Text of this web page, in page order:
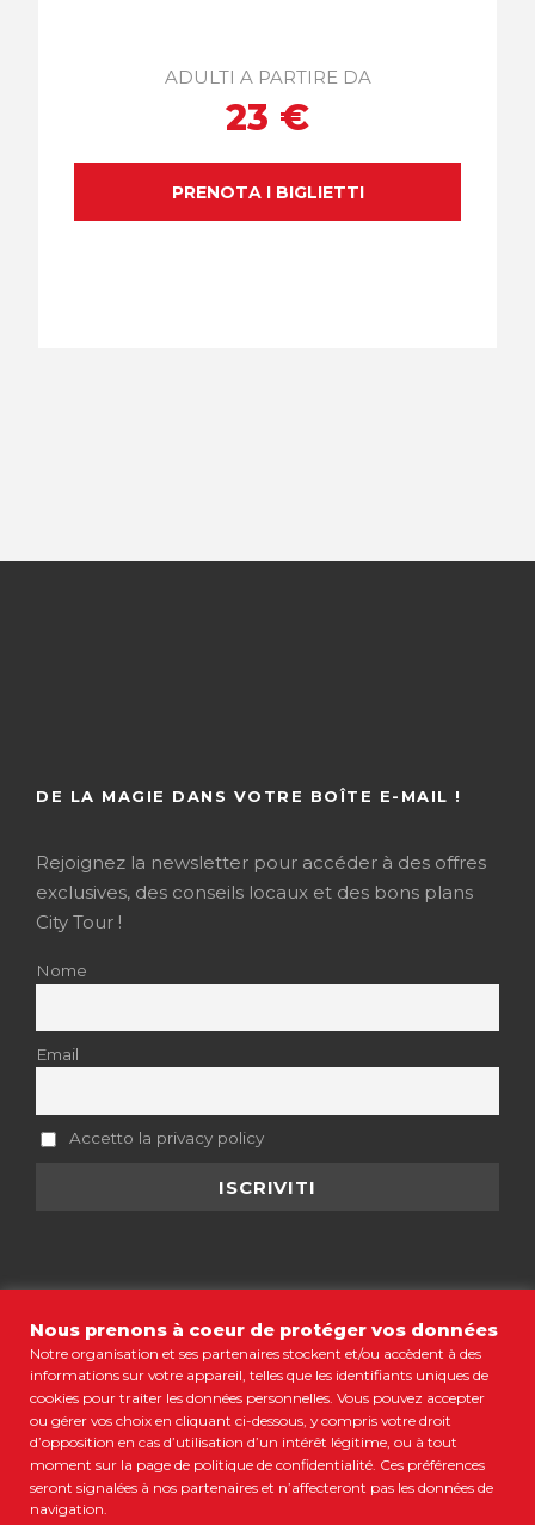
ADULTI A PARTIRE DA
23 €
PRENOTA I BIGLIETTI
DE LA MAGIE DANS VOTRE BOÎTE E-MAIL !
Rejoignez la newsletter pour accéder à des offres
exclusives, des conseils locaux et des bons plans
City Tour !
Nome
Email
Accetto la privacy policy
MENTIONS LÉGALES •CGV• POLITIQUE DE CONFIDENTIALITÉ
COOKIES•PLAN DU SITE
© COPYRIGHT 2021 COLORBÜS MARSEILLE • TOUS DROITS
RÉSERVÉS
RESTONS CONNECTÉS
Nous prenons à coeur de protéger vos données
Notre organisation et ses partenaires stockent et/ou accèdent à des
informations sur votre appareil, telles que les identifiants uniques de
cookies pour traiter les données personnelles. Vous pouvez accepter
ou gérer vos choix en cliquant ci-dessous, y compris votre droit
d’opposition en cas d’utilisation d’un intérêt légitime, ou à tout
moment sur la page de politique de confidentialité. Ces préférences
seront signalées à nos partenaires et n’affecteront pas les données de
navigation.